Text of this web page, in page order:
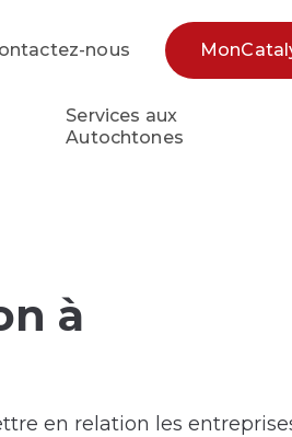
nous
Services aux
Autochtones
à
en relation les